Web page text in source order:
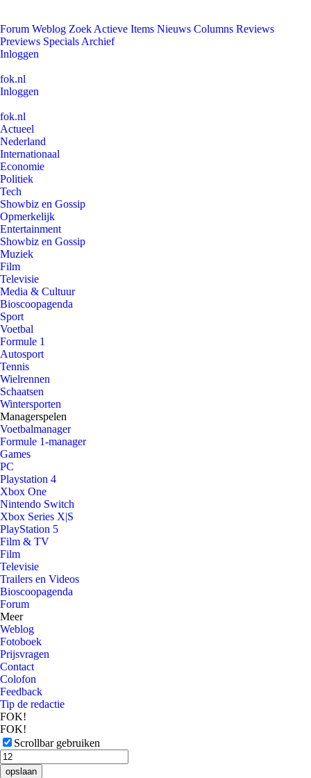
Forum Weblog Zoek Actieve Items Nieuws Columns Reviews
Previews Specials Archief
Inloggen
fok.nl
Inloggen
fok.nl
Actueel
Nederland
Internationaal
Economie
Politiek
Tech
Showbiz en Gossip
Opmerkelijk
Entertainment
Showbiz en Gossip
Muziek
Film
Televisie
Media & Cultuur
Bioscoopagenda
Sport
Voetbal
Formule 1
Autosport
Tennis
Wielrennen
Schaatsen
Wintersporten
Managerspelen
Voetbalmanager
Formule 1-manager
Games
PC
Playstation 4
Xbox One
Nintendo Switch
Xbox Series X|S
PlayStation 5
Film & TV
Film
Televisie
Trailers en Videos
Bioscoopagenda
Forum
Meer
Weblog
Fotoboek
Prijsvragen
Contact
Colofon
Feedback
Tip de redactie
FOK!
FOK!
Scrollbar gebruiken
opslaan